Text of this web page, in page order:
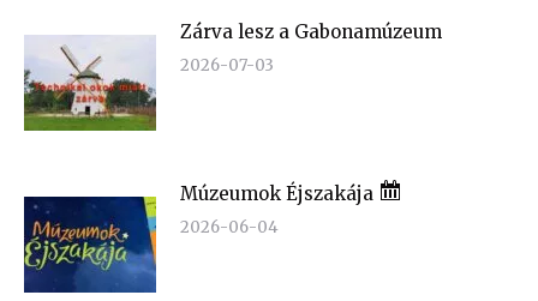
Zárva lesz a Gabonamúzeum
2026-07-03
Múzeumok Éjszakája
2026-06-04